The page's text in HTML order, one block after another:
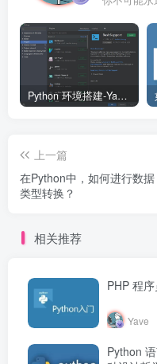
Python 环境搭建-Yave520-专业开发者社区
上一篇
在Python中，如何进行数据
类型转换？
相关推荐
PHP 程
Yave
Python